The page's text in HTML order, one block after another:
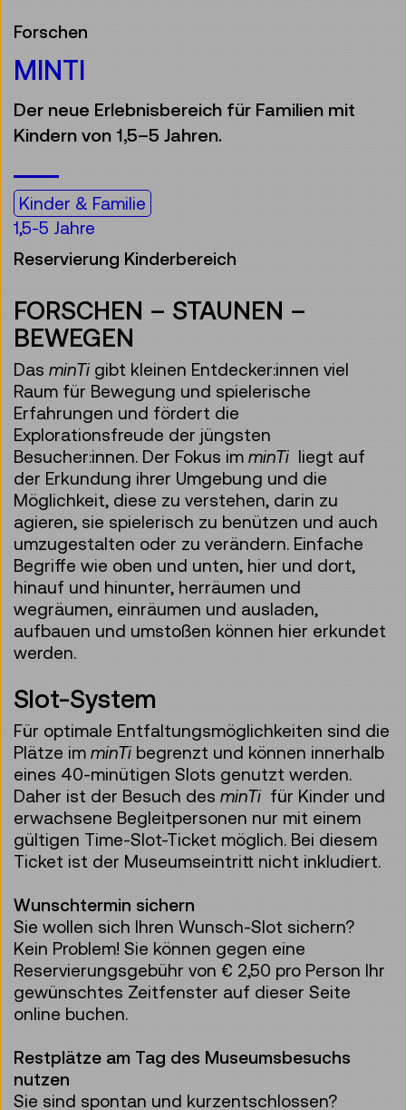
Forschen
MINTI
Der neue Erlebnisbereich für Familien mit
Kindern von 1,5–5 Jahren.
Kinder & Familie
1,5-5 Jahre
Reservierung Kinderbereich
FORSCHEN – STAUNEN –
BEWEGEN
Das minTi gibt kleinen Entdecker:innen viel
Raum für Bewegung und spielerische
Erfahrungen und fördert die
Explorationsfreude der jüngsten
Besucher:innen. Der Fokus im minTi liegt auf
der Erkundung ihrer Umgebung und die
Möglichkeit, diese zu verstehen, darin zu
agieren, sie spielerisch zu benützen und auch
umzugestalten oder zu verändern. Einfache
Begriffe wie oben und unten, hier und dort,
hinauf und hinunter, herräumen und
wegräumen, einräumen und ausladen,
aufbauen und umstoßen können hier erkundet
werden.
Slot-System
Für optimale Entfaltungsmöglichkeiten sind die
Plätze im minTi begrenzt und können innerhalb
eines 40-minütigen Slots genutzt werden.
Daher ist der Besuch des minTi für Kinder und
erwachsene Begleitpersonen nur mit einem
gültigen Time-Slot-Ticket möglich. Bei diesem
Ticket ist der Museumseintritt nicht inkludiert.
Wunschtermin sichern
Sie wollen sich Ihren Wunsch-Slot sichern?
Kein Problem! Sie können gegen eine
Reservierungsgebühr von € 2,50 pro Person Ihr
gewünschtes Zeitfenster auf dieser Seite
online buchen.
Restplätze am Tag des Museumsbesuchs
nutzen
Sie sind spontan und kurzentschlossen?